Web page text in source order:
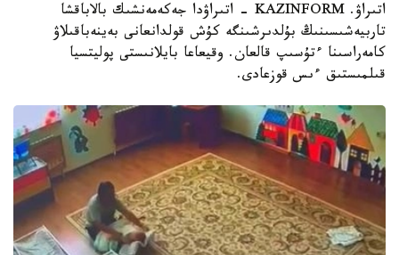
اتىراۋ. KAZINFORM - اتىراۋدا جەكەمەنشىك بالاباقشا
تاربيەشىسىنىڭ بۇلدىرشىنگە كۇش قولدانعانى بەينەباقىلاۋ
كامەراسىنا ءتۇسىپ قالعان. وقيعاعا بايلانىستى پوليتسيا
قىلمىستىق ءىس قوزعادى.